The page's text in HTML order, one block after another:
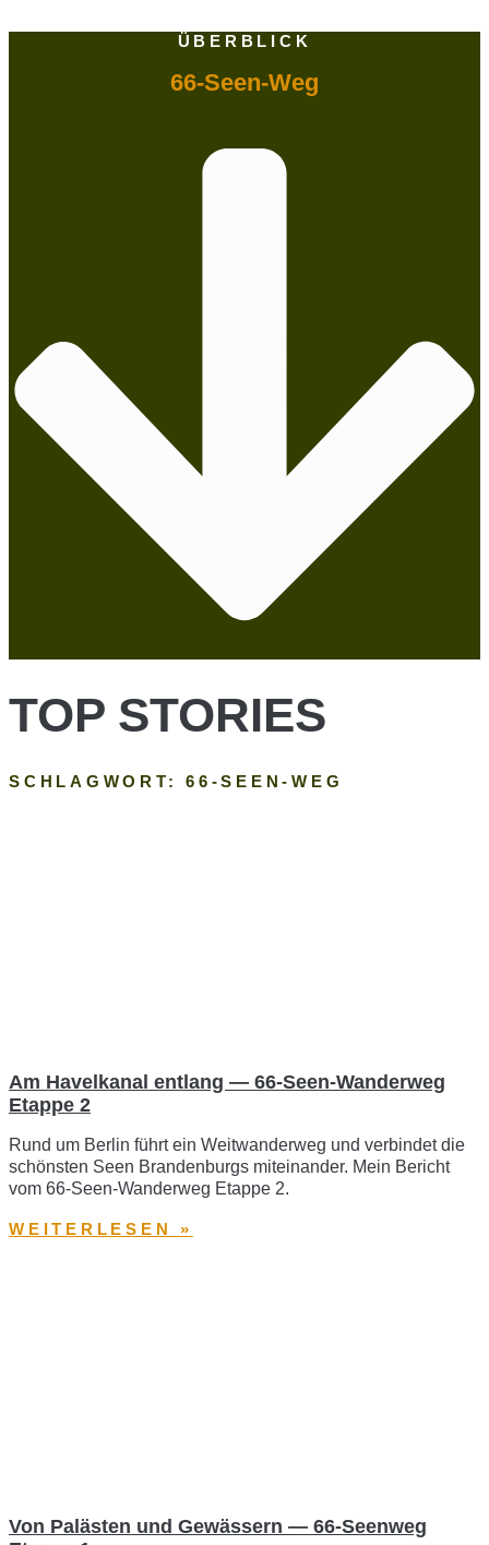
ÜBERBLICK
66-Seen-Weg
TOP STORIES
SCHLAGWORT: 66-SEEN-WEG
Am Havelkanal entlang — 66-Seen-Wanderweg
Etappe 2
Rund um Berlin führt ein Weitwanderweg und verbindet die
schönsten Seen Brandenburgs miteinander. Mein Bericht
vom 66-Seen-Wanderweg Etappe 2.
WEITERLESEN »
Von Palästen und Gewässern — 66-Seenweg